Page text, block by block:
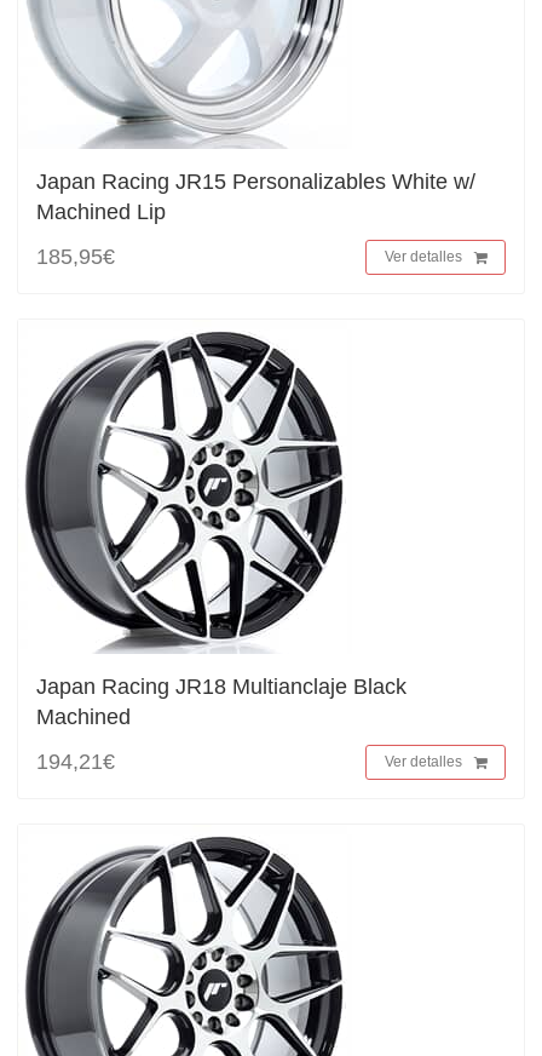
Japan Racing JR15 Personalizables White w/
Machined Lip
185,95€
Ver detalles
Japan Racing JR18 Multianclaje Black
Machined
194,21€
Ver detalles